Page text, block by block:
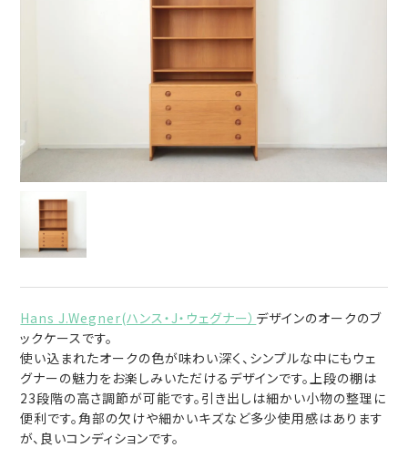
Hans J.Wegner(ハンス・J・ウェグナー） デザインのオークのブ
ックケースです。
使い込まれたオークの色が味わい深く、シンプルな中にもウェ
グナーの魅力をお楽しみいただけるデザインです。上段の棚は
23段階の高さ調節が可能です。引き出しは細かい小物の整理に
便利です。角部の欠けや細かいキズなど多少使用感はあります
が、良いコンディションです。